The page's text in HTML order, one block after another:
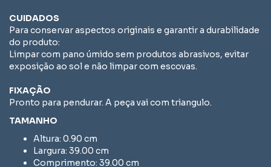
CUIDADOS
Para conservar aspectos originais e garantir a durabilidade
do produto:
Limpar com pano úmido sem produtos abrasivos, evitar
exposição ao sol e não limpar com escovas.
FIXAÇÃO
Pronto para pendurar. A peça vai com triangulo.
TAMANHO
Altura: 0.90 cm
Largura: 39.00 cm
Comprimento: 39.00 cm